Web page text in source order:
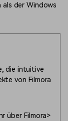
als der Windows
die intuitive
von Filmora
über Filmora>